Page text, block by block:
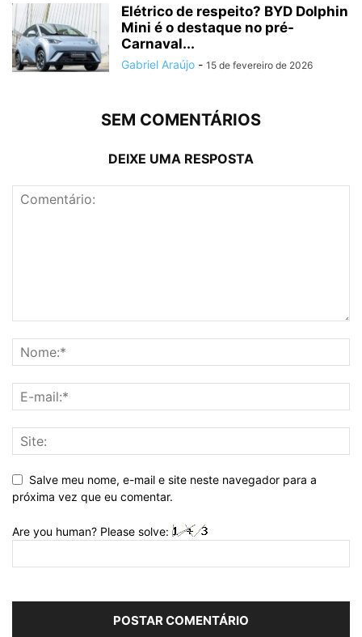
Elétrico de respeito? BYD Dolphin
Mini é o destaque no pré-
Carnaval...
Gabriel Araújo - 15 de fevereiro de 2026
SEM COMENTÁRIOS
DEIXE UMA RESPOSTA
Salve meu nome, e-mail e site neste navegador para a
próxima vez que eu comentar.
Are you human? Please solve: